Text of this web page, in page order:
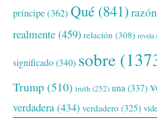
príncipe(362) Qué (841) razón
realmente (459) relación (308) revela
significado(340) sobre
Trump (510) truth (252) una (337)
verdadera (434) verdadero (325)